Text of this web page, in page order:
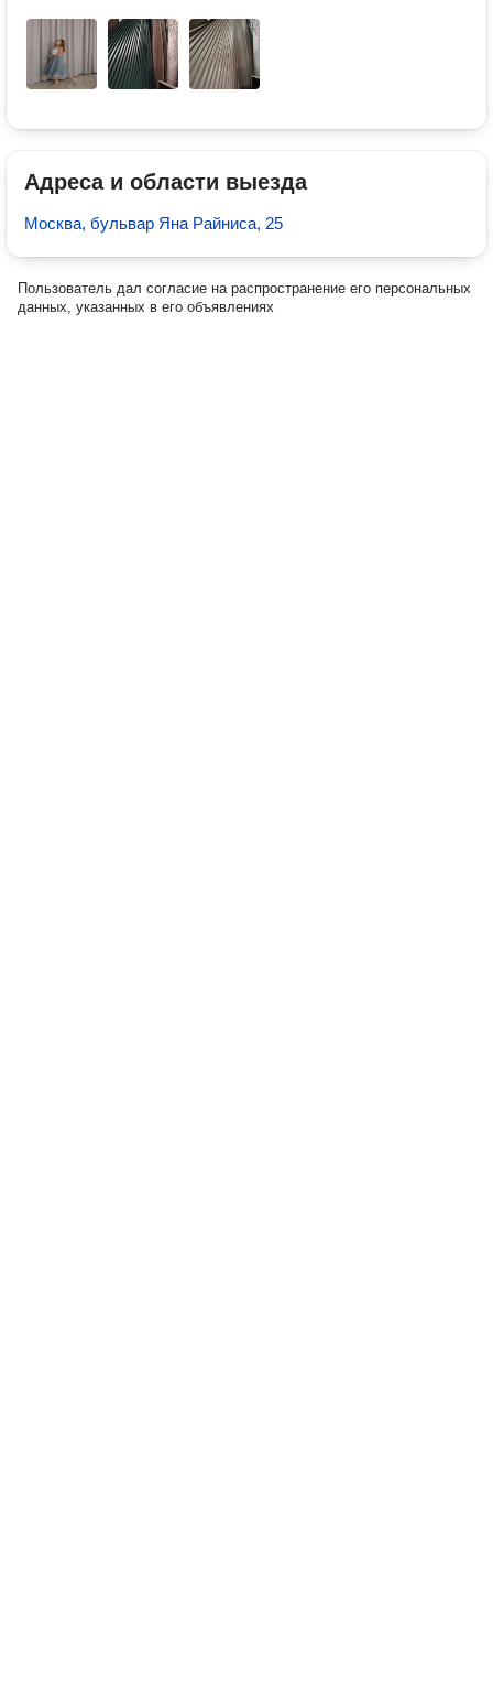
Адреса и области выезда
Москва, бульвар Яна Райниса, 25
Пользователь дал согласие на распространение его персональных
данных, указанных в его объявлениях